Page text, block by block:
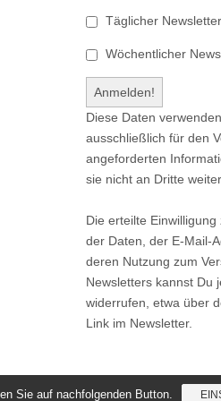
Täglicher Newsletter
Wöchentlicher
Diese Daten
ausschließlich für den
angeforderten
sie nicht an Dritte weiter.
Die erteilte
der Daten, der E-Mail-
deren Nutzung zum
Newsletters kannst Du
widerrufen, etwa über
Link im Newsletter.
Sie auf nachfolgenden Button.